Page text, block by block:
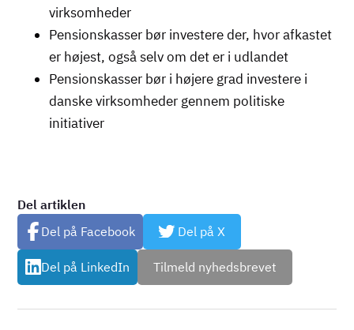
virksomheder
Pensionskasser bør investere der, hvor afkastet
er højest, også selv om det er i udlandet
Pensionskasser bør i højere grad investere i
danske virksomheder gennem politiske
initiativer
Del artiklen
Del på Facebook
Del på X
Del på LinkedIn Tilmeld nyhedsbrevet